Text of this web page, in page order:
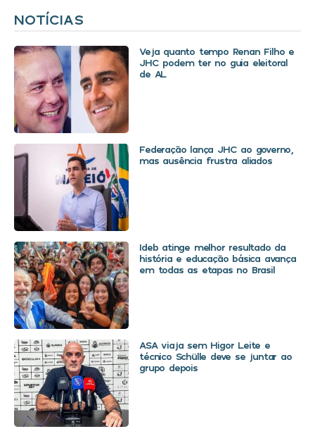
NOTÍCIAS
Veja quanto tempo Renan Filho e
JHC podem ter no guia eleitoral
de AL
Federação lança JHC ao governo,
mas ausência frustra aliados
Ideb atinge melhor resultado da
história e educação básica avança
em todas as etapas no Brasil
ASA viaja sem Higor Leite e
técnico Schülle deve se juntar ao
grupo depois